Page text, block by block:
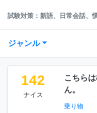
試験対策：新語、日常会話、
ジャンル
142
ナイス
こちら
ん。
乗り物